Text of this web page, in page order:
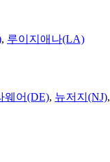
, 루이지애나(LA)
웨어(DE), 뉴저지(NJ),